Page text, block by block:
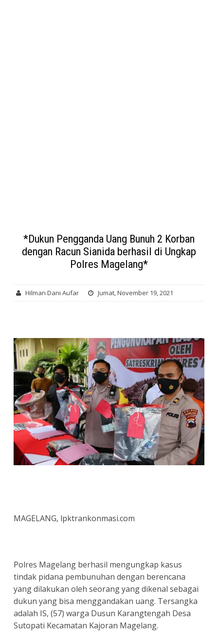
*Dukun Pengganda Uang Bunuh 2 Korban
dengan Racun Sianida berhasil di Ungkap
Polres Magelang*
Hilman Dani Aufar Jumat, November 19, 2021
MAGELANG, lpktrankonmasi.com
Polres Magelang berhasil mengungkap kasus
tindak pidana pembunuhan dengan berencana
yang dilakukan oleh seorang yang dikenal sebagai
dukun yang bisa menggandakan uang. Tersangka
adalah IS, (57) warga Dusun Karangtengah Desa
Sutopati Kecamatan Kajoran Magelang.